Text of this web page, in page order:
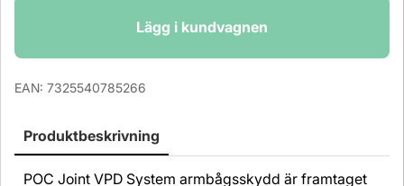
Lägg i kundvagnen
EAN: 7325540785266
Produktbeskrivning
POC Joint VPD System armbågsskydd är framtaget